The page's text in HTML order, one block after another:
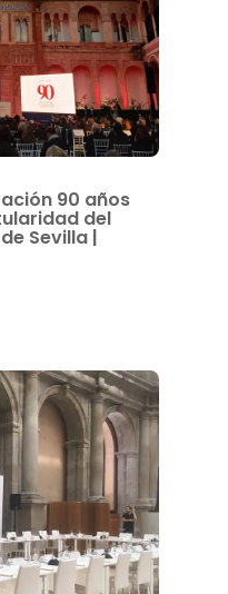
90 años
del
Sevilla |